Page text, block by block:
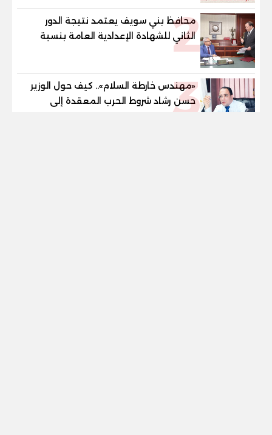
2
محافظ بني سويف يعتمد نتيجة الدور
الثاني للشهادة الإعدادية العامة بنسبة
والنور للمكفوفين
3
«مهندس خارطة السلام».. كيف حول الوزير
حسن رشاد شروط الحرب المعقدة إلى